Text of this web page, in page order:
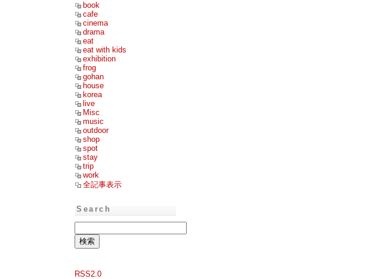
book
cafe
cinema
drama
eat
eat with kids
exhibition
frog
gohan
house
korea
live
Misc
music
outdoor
shop
spot
stay
trip
work
全記事表示
Search
RSS2.0